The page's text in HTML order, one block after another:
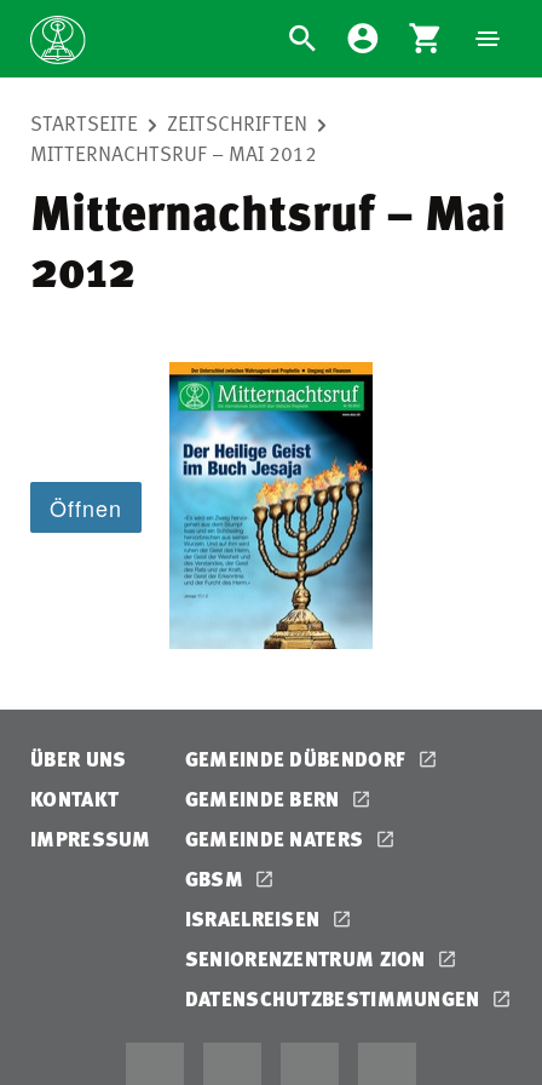
STARTSEITE
ZEITSCHRIFTEN
MITTERNACHTSRUF – MAI 2012
Mitternachtsruf – Mai
2012
ÜBER UNS
KONTAKT
IMPRESSUM
GEMEINDE DÜBENDORF
GEMEINDE BERN
GEMEINDE NATERS
GBSM
ISRAELREISEN
SENIORENZENTRUM ZION
DATENSCHUTZBESTIMMUNGEN